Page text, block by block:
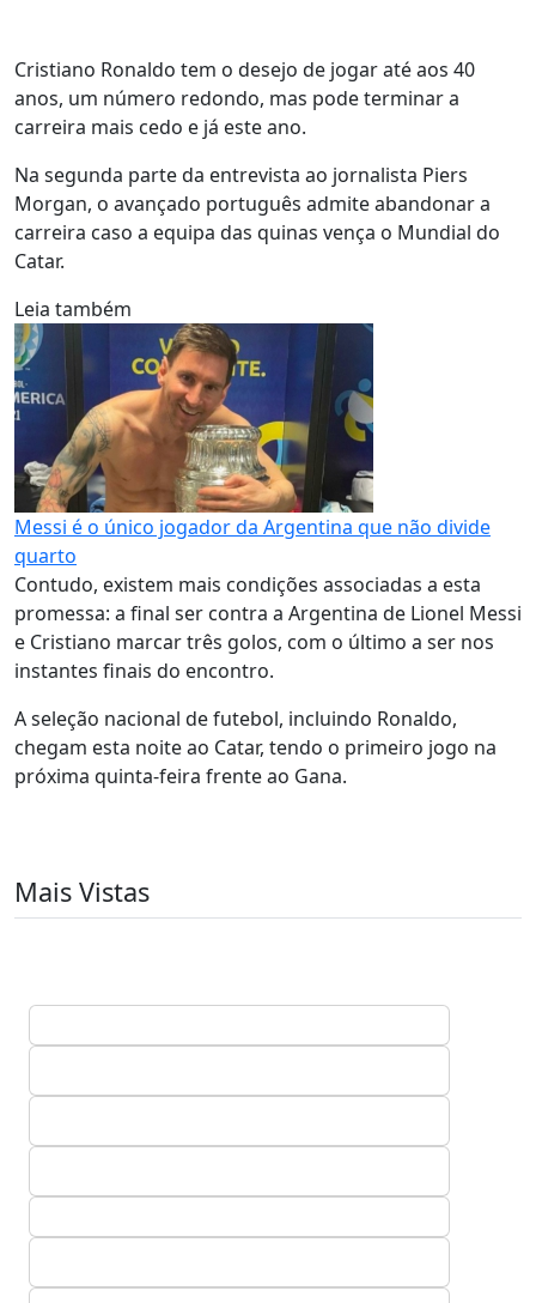
Cristiano Ronaldo tem o desejo de jogar até aos 40
anos, um número redondo, mas pode terminar a
carreira mais cedo e já este ano.
Na segunda parte da entrevista ao jornalista Piers
Morgan, o avançado português admite abandonar a
carreira caso a equipa das quinas vença o Mundial do
Catar.
Leia também
Messi é o único jogador da Argentina que não divide
quarto
Contudo, existem mais condições associadas a esta
promessa: a final ser contra a Argentina de Lionel Messi
e Cristiano marcar três golos, com o último a ser nos
instantes finais do encontro.
A seleção nacional de futebol, incluindo Ronaldo,
chegam esta noite ao Catar, tendo o primeiro jogo na
próxima quinta-feira frente ao Gana.
Mais Vistas